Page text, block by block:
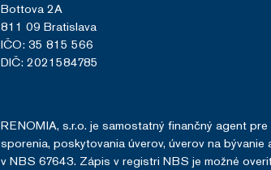
Bottova 2A
811 09 Bratislava
IČO: 35 815 566
DIČ: 2021584785
RENOMIA, s.r.o. je samostatný finančný agent
sporenia, poskytovania úverov, úverov na
v NBS 67643. Zápis v registri NBS je možné